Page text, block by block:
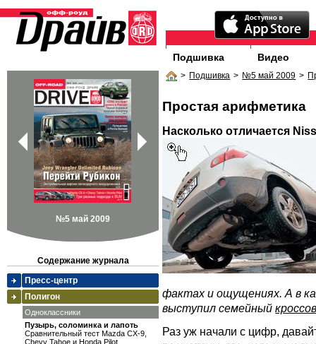
Подшивка Видео
> Подшивка > №5 май 2009 >
Простая арифметика
Насколько отличается
фактах и ощущениях. А в
выступил семейный
Раз уж начали с цифр,
№5 май 2009
Содержание журнала
Пресс-центр
Полигон
Одноклассники
Пузырь, соломинка и лапоть
Сравнительный тест Mazda CX-9,
Chevy Tahoe и Honda Pilot